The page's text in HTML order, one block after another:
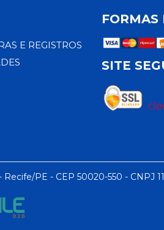
E REGISTROS
FORMAS
SITE
PE - CEP 50020-550 - CNPJ